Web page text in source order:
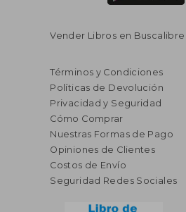
Vender Libros en Buscalibre
Términos y Condiciones
Políticas de Devolución
Privacidad y Seguridad
Cómo Comprar
Nuestras Formas de Pago
Opiniones de Clientes
Costos de Envío
Seguridad Redes Sociales